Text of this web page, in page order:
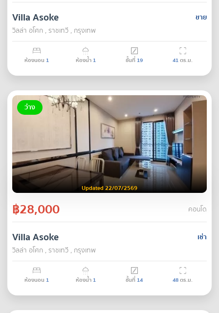
ขาย
Villa Asoke
วิลล่า อโศก , ราชเทวี , กรุงเทพ
ห้องนอน 1 ห้องน้ำ 1 ชั้นที่ 19 41ตร.ม.
ว่าง
Updated 22/07/2569
฿28,000 คอนโด
เช่า
Villa Asoke
วิลล่า อโศก , ราชเทวี , กรุงเทพ
ห้องนอน 1 ห้องน้ำ 1 ชั้นที่ 14 48ตร.ม.